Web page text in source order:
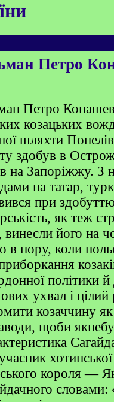
Петро
Петро
козацьких
шляхти
здобув в
на Запоріжжу. З
на татар,
при
як теж
винесли його на
в пору, коли
політики
ухвал і
козаччину
щоби
короля —